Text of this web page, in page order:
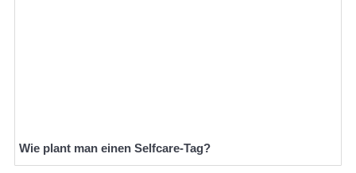
Wie plant man einen Selfcare-Tag?